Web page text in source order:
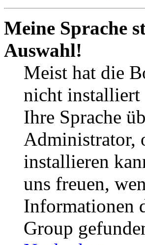
Meine Sprache
Auswahl!
Meist hat die
nicht installiert
Ihre Sprache
Administrator,
installieren
uns freuen,
Informationen
Group